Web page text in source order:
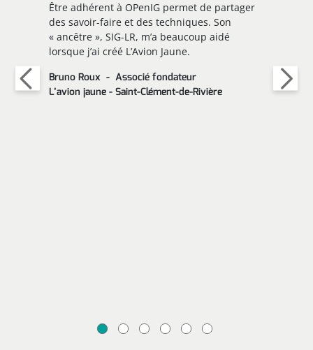
Être adhérent à OPenIG permet de partager
des savoir-faire et des techniques. Son
« ancêtre », SIG-LR, m’a beaucoup aidé
lorsque j’ai créé L’Avion Jaune.
Bruno Roux
Associé fondateur
L’avion jaune - Saint-Clément-de-Rivière